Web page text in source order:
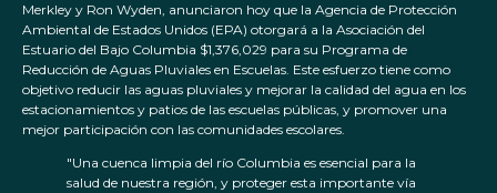
Merkley y Ron Wyden, anunciaron hoy que la Agencia de Protección
Ambiental de Estados Unidos (EPA) otorgará a la Asociación del
Estuario del Bajo Columbia $1,376,029 para su Programa de
Reducción de Aguas Pluviales en Escuelas. Este esfuerzo tiene como
objetivo reducir las aguas pluviales y mejorar la calidad del agua en los
estacionamientos y patios de las escuelas públicas, y promover una
mejor participación con las comunidades escolares.
"Una cuenca limpia del río Columbia es esencial para la
salud de nuestra región, y proteger esta importante vía